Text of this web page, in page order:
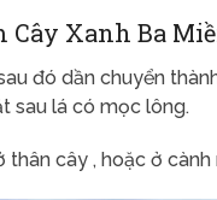
Xanh Ba
đó dần chuyển
sau lá có mọc lông.
cây , hoặc ở cành